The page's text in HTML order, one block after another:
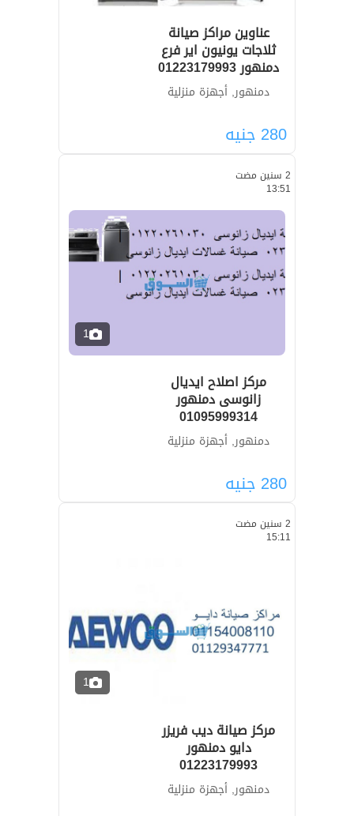
عناوين مراكز صيانة
ثلاجات يونيون اير فرع
دمنهور 01223179993
دمنهور, أجهزة منزلية
280 جنيه
2 سنين مضت
13:51
1
مركز اصلاح ايديال
زانوسى دمنهور
01095999314
دمنهور, أجهزة منزلية
280 جنيه
2 سنين مضت
15:11
1
مركز صيانة ديب فريزر
دايو دمنهور
01223179993
دمنهور, أجهزة منزلية